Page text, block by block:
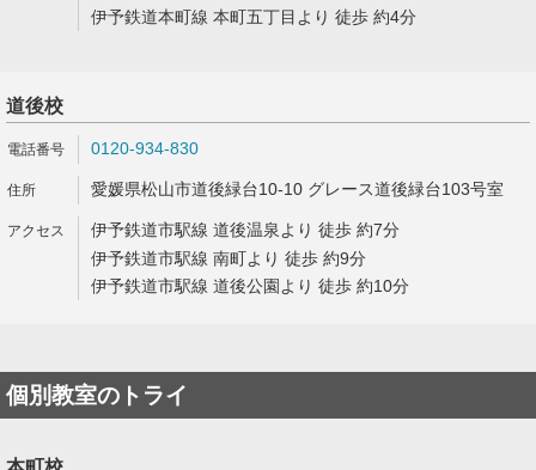
伊予鉄道本町線 本町五丁目より 徒歩 約4分
道後校
0120-934-830
愛媛県松山市道後緑台10-10 グレース道後緑台103号室
伊予鉄道市駅線 道後温泉より 徒歩 約7分
伊予鉄道市駅線 南町より 徒歩 約9分
伊予鉄道市駅線 道後公園より 徒歩 約10分
個別教室のトライ